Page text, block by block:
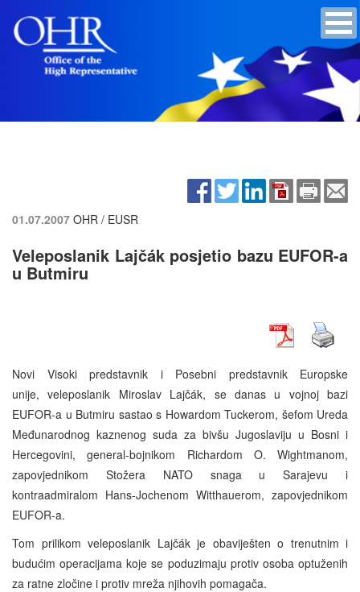
01.07.2007 OHR / EUSR
Veleposlanik Lajčák posjetio bazu EUFOR-a
u Butmiru
Novi Visoki predstavnik i Posebni predstavnik Europske
unije, veleposlanik Miroslav Lajčák, se danas u vojnoj bazi
EUFOR-a u Butmiru sastao s Howardom Tuckerom, šefom Ureda
Međunarodnog kaznenog suda za bivšu Jugoslaviju u Bosni i
Hercegovini, general-bojnikom Richardom O. Wightmanom,
zapovjednikom Stožera NATO snaga u Sarajevu i
kontraadmiralom Hans-Jochenom Witthauerom, zapovjednikom
EUFOR-a.
Tom prilikom veleposlanik Lajčák je obaviješten o trenutnim i
budućim operacijama koje se poduzimaju protiv osoba optuženih
za ratne zločine i protiv mreža njihovih pomagača.